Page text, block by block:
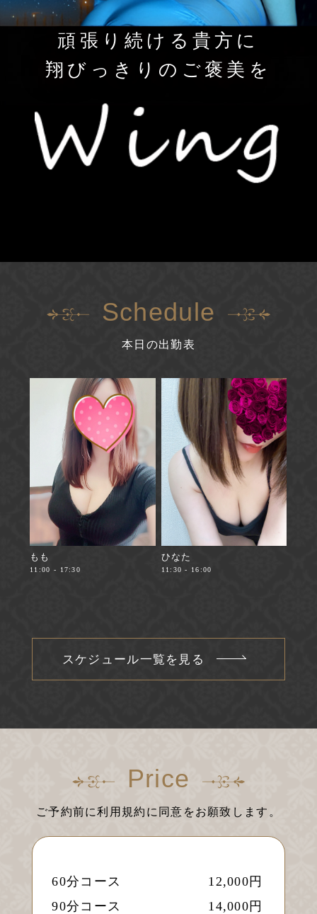
頑張り続ける貴方に
翔びっきりのご褒美を
Schedule
本日の出勤表
もも
11:00 - 17:30
ひなた
11:30 - 16:00
スケジュール一覧を見る
Price
ご予約前に利用規約に同意をお願致します。
60分コース
12,000円
90分コース
14,000円